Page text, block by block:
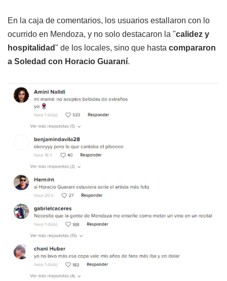
En la caja de comentarios, los usuarios estallaron con lo
ocurrido en Mendoza, y no solo destacaron la "calidez y
hospitalidad" de los locales, sino que hasta compararon
a Soledad con Horacio Guaraní.